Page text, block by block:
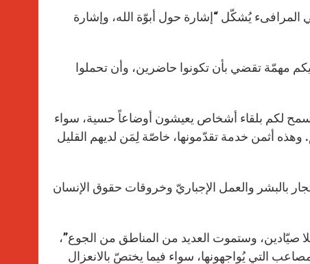
المرافىء يُشكّل “إشارة حول أبوّة الله، وإشارة
مهمّة تقضي بأن تكونوا حاضرين، وأن تحملوا
تسمح لكم بلقاء أشخاص يعيشون أوضاعاً حسية، سواء
أثمن خدمة تقدّمونها، خاصّة لِمَن لديهم القليل
بالبشر والعمل الإجباريّ وخروقات حقوق الإنسان
صيّادين، وستموت العديد من المناطق من الجوع”،
التي يُواجهونها، سواء فيما يختصّ بالانعزال